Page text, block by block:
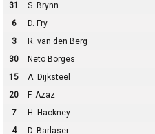
31
S. Brynn
6
D. Fry
3
R. van den Berg
30
Neto Borges
15
A. Dijksteel
20
F. Azaz
7
H. Hackney
4
D. Barlaser